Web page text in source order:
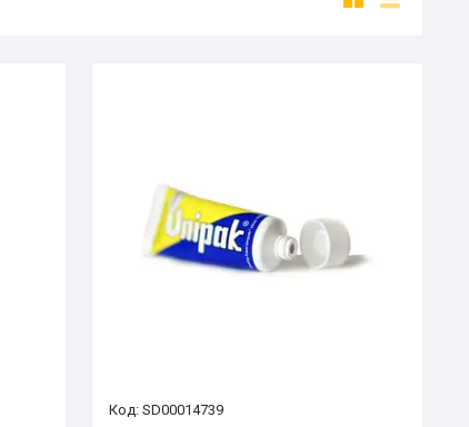
SD00014739